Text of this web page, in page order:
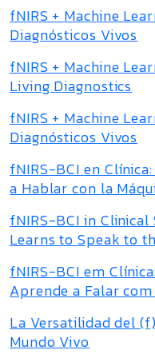
fNIRS + Machine
Diagnósticos Vivos
fNIRS + Machine
Living Diagnostics
fNIRS + Machine
Diagnósticos Vivos
fNIRS-BCI en
a Hablar con la
fNIRS-BCI in
Learns to Speak to
fNIRS-BCI em
Aprende a Falar
La Versatilidad del
Mundo Vivo